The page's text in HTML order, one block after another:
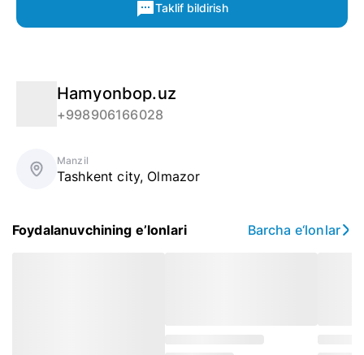
Taklif bildirish
Hamyonbop.uz
+998906166028
Manzil
Tashkent city, Olmazor
Foydalanuvchining e’lonlari Barcha e‘lonlar